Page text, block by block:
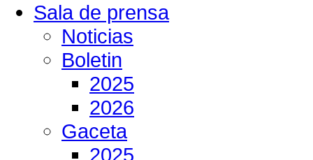
Sala de prensa
Noticias
Boletin
2025
2026
Gaceta
2025